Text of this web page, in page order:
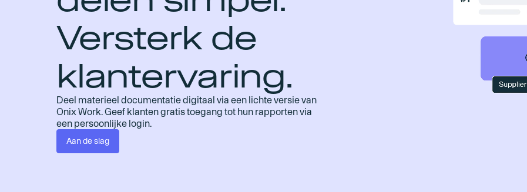
Versterk de
klantervaring.
Deel materieel documentatie digitaal via een lichte versie van
Onix Work. Geef klanten gratis toegang tot hun rapporten via
een persoonlijke login.
Aan de slag